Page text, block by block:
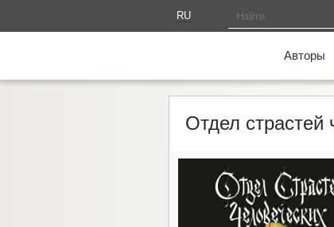
RU
Авторы
Отдел страстей